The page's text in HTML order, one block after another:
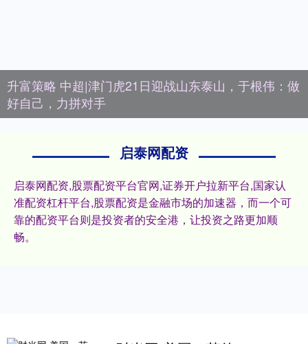
升富策略 中超|津门虎21日迎战山东泰山，于根伟：做
好自己，力拼对手
启泰网配资
启泰网配资,股票配资平台官网,证券开户拉新平台,国家认
准配资杠杆平台,股票配资是金融市场的加速器，而一个可
靠的配资平台则是投资者的安全港，让投资之路更加顺
畅。